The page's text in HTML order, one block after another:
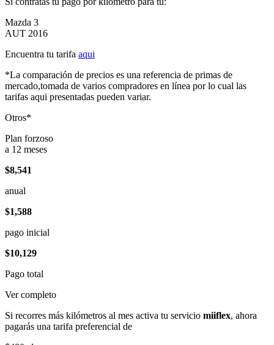
Mazda 3
AUT 2016
Encuentra tu tarifa aqui
*La comparación de precios es una referencia de primas de
mercado,tomada de varios compradores en línea por lo cual las
tarifas aqui presentadas pueden variar.
Otros*
Plan forzoso
a 12 meses
$8,541
anual
$1,588
pago inicial
$10,129
Pago total
Ver completo
Si recorres más kilómetros al mes activa tu servicio miiflex, ahora
pagarás una tarifa preferencial de